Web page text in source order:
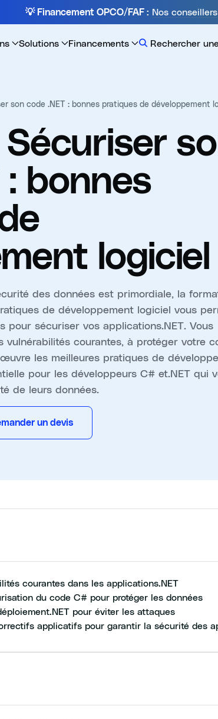
💡 Financement OPCO/FAF : Nos
Solutions Financements Rechercher
son code .NET : bonnes pratiques de développement
Sécuriser
: bonnes
logiciel
des données est primordiale, la
de développement logiciel vous
pour sécuriser vos applications.NET. Vous
courantes, à protéger votre
les meilleures pratiques de
pour les développeurs C# et.NET qui
de leurs données.
un devis
courantes dans les applications.NET
du code C# pour protéger les données
pour éviter les attaques
applicatifs pour garantir la sécurité des